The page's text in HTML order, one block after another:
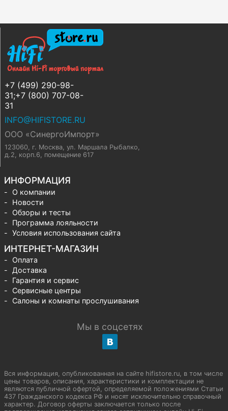
+7 (499) 290-98-
31;+7 (800) 707-08-
31
INFO@HIFISTORE.RU
ООО «СинергоИмпорт»
123060, г. Москва, ул. Маршала Рыбалко,
д.2, корп.6, помещение 617
ИНФОРМАЦИЯ
О компании
Новости
Обзоры и тесты
Программа лояльности
Условия использования сайта
ИНТЕРНЕТ-МАГАЗИН
Оплата
Доставка
Гарантия и сервис
Сервисные центры
Салоны и комнаты прослушивания
Мы в соцсетях
Вся информация, опубликованная на сайте hifistore.ru, в том числе
цены товаров, описания, характеристики и комплектации не
являются публичной офертой, определяемой положениями Статьи
437 Гражданского кодекса РФ и носят исключительно справочный
характер. Договор оферты заключается только после